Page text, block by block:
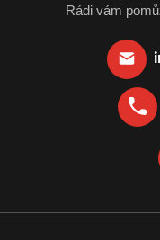
Rádi vám